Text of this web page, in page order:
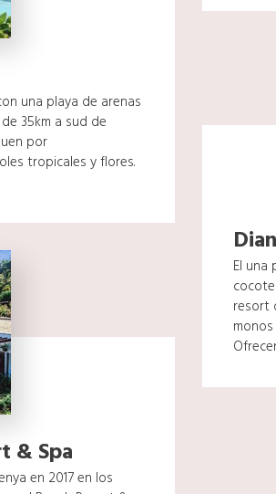
una playa de arenas
35km a sud de
por
tropicales y flores.
El una
resort
& Spa
en 2017 en los